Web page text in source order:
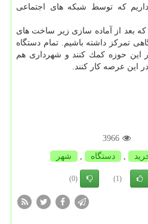
داریم كه توسط شبكه های اجتماعی
بعد از آماده سازی زیر ساخت های
تمركز داشته باشیم. تمام دستگاه
این حوزه كمك كنند و شهرداری هم
این عرصه كار كنند.
3966
, دستگاه , شهر
(1)
(0)